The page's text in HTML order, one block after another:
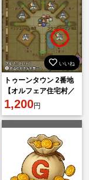
いいね
トゥーンタウン 2番地
【オルフェア住宅村／
土地】 ドラクエ10
1,200円